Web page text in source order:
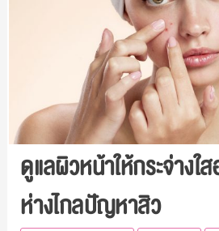
ดูแลผิวหน้าให้กระจ่างใ
ห่างไกลปัญหาสิว